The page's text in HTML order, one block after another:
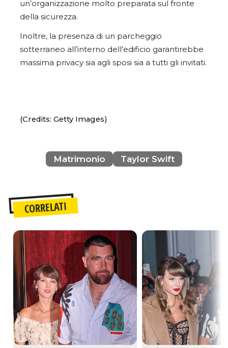
un’organizzazione molto preparata sul fronte
della sicurezza.
Inoltre, la presenza di un parcheggio
sotterraneo all’interno dell’edificio garantirebbe
massima privacy sia agli sposi sia a tutti gli invitati.
(Credits: Getty Images)
Matrimonio Taylor Swift
CORRELATI